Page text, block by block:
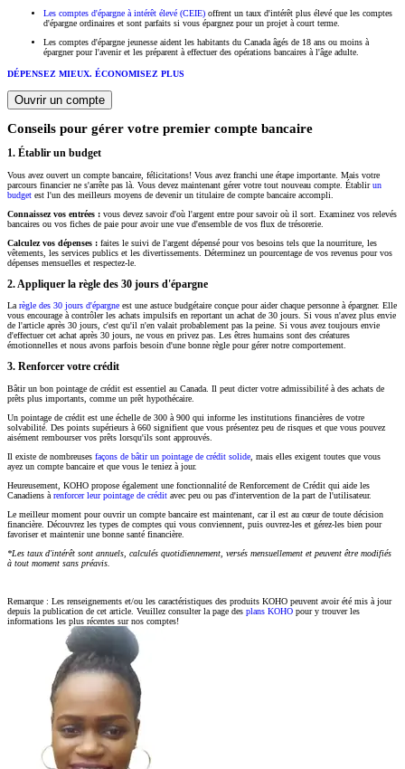
Les comptes d'épargne à intérêt élevé (CEIE) offrent un taux d'intérêt plus élevé que les comptes
d'épargne ordinaires et sont parfaits si vous épargnez pour un projet à court terme.
Les comptes d'épargne jeunesse aident les habitants du Canada âgés de 18 ans ou moins à
épargner pour l'avenir et les préparent à effectuer des opérations bancaires à l'âge adulte.
DÉPENSEZ MIEUX. ÉCONOMISEZ PLUS
Ouvrir un compte
Conseils pour gérer votre premier compte bancaire
1. Établir un budget
Vous avez ouvert un compte bancaire, félicitations! Vous avez franchi une étape importante. Mais votre
parcours financier ne s'arrête pas là. Vous devez maintenant gérer votre tout nouveau compte. Établirun
budget est l'un des meilleurs moyens de devenir un titulaire de compte bancaire accompli.
Connaissez vos entrées : vous devez savoir d'où l'argent entre pour savoir où il sort. Examinez vos relevés
bancaires ou vos fiches de paie pour avoir une vue d'ensemble de vos flux de trésorerie.
Calculez vos dépenses : faites le suivi de l'argent dépensé pour vos besoins tels que la nourriture, les
vêtements, les services publics et les divertissements. Déterminez un pourcentage de vos revenus pour vos
dépenses mensuelles et respectez-le.
2. Appliquer la règle des 30 jours d'épargne
Larègle des 30 jours d'épargne est une astuce budgétaire conçue pour aider chaque personne à épargner. Elle
vous encourage à contrôler les achats impulsifs en reportant un achat de 30 jours. Si vous n'avez plus envie
de l'article après 30 jours, c'est qu'il n'en valait probablement pas la peine. Si vous avez toujours envie
d'effectuer cet achat après 30 jours, ne vous en privez pas. Les êtres humains sont des créatures
émotionnelles et nous avons parfois besoin d'une bonne règle pour gérer notre comportement.
3. Renforcer votre crédit
Bâtir un bon pointage de crédit est essentiel au Canada. Il peut dicter votre admissibilité à des achats de
prêts plus importants, comme un prêt hypothécaire.
Un pointage de crédit est une échelle de 300 à 900 qui informe les institutions financières de votre
solvabilité. Des points supérieurs à 660 signifient que vous présentez peu de risques et que vous pouvez
aisément rembourser vos prêts lorsqu'ils sont approuvés.
Il existe de nombreuses façons de bâtir un pointage de crédit solide , mais elles exigent toutes que vous
ayez un compte bancaire et que vous le teniez à jour.
Heureusement, KOHO propose également une fonctionnalité de Renforcement de Crédit qui aide les
Canadiens à renforcer leur pointage de crédit avec peu ou pas d'intervention de la part de l'utilisateur.
Le meilleur moment pour ouvrir un compte bancaire est maintenant, car il est au cœur de toute décision
financière. Découvrez les types de comptes qui vous conviennent, puis ouvrez-les et gérez-les bien pour
favoriser et maintenir une bonne santé financière.
*Les taux d'intérêt sont annuels, calculés quotidiennement, versés mensuellement et peuvent être modifiés
à tout moment sans préavis.
Remarque : Les renseignements et/ou les caractéristiques des produits KOHO peuvent avoir été mis à jour
depuis la publication de cet article. Veuillez consulter la page des plans KOHO pour y trouver les
informations les plus récentes sur nos comptes!